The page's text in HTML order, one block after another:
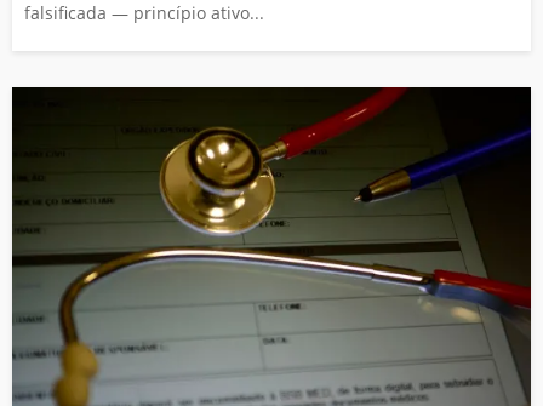
falsificada — princípio ativo...